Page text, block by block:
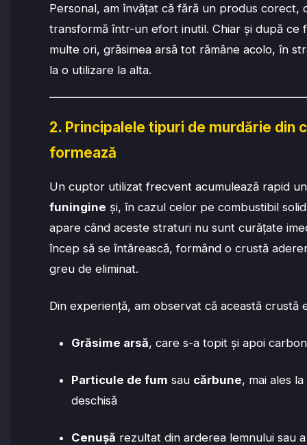
Personal, am învățat că fără un produs corect,
transformă într-un efort inutil. Chiar și după ce
multe ori, grăsimea arsă tot rămâne acolo, în
la o utilizare la alta.
2. Principalele tipuri de murdărie din
formează
Un cuptor utilizat frecvent acumulează rapid
funingine și, în cazul celor pe combustibil
apare când aceste straturi nu sunt curățate
încep să se întărească, formând o crustă
greu de eliminat.
Din experiență, am observat că această crustă
Grăsime arsă, care s-a topit și apoi
Particule de fum sau cărbune, mai ales
deschisă
Cenușă rezultat din arderea lemnului sau